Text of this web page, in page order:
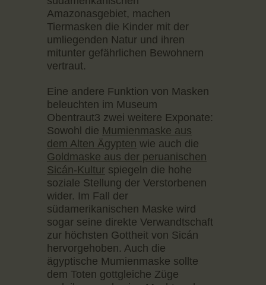
Amazonasgebiet, machen
Tiermasken die Kinder mit der
umliegenden Natur und ihren
mitunter gefährlichen Bewohnern
vertraut.
Eine andere Funktion von Masken
beleuchten im Museum
Obentraut3 zwei weitere Exponate:
Sowohl die Mumienmaske aus
dem Alten Ägypten wie auch die
Goldmaske aus der peruanischen
Sicán-Kultur spiegeln die hohe
soziale Stellung der Verstorbenen
wider. Im Fall der
südamerikanischen Maske wird
sogar seine direkte Verwandtschaft
zur höchsten Gottheit von Sicán
hervorgehoben. Auch die
ägyptische Mumienmaske sollte
dem Toten gottgleiche Züge